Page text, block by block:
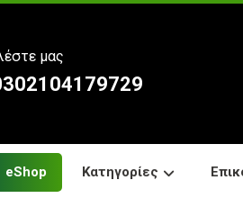
μας
eShop Κατηγορίες